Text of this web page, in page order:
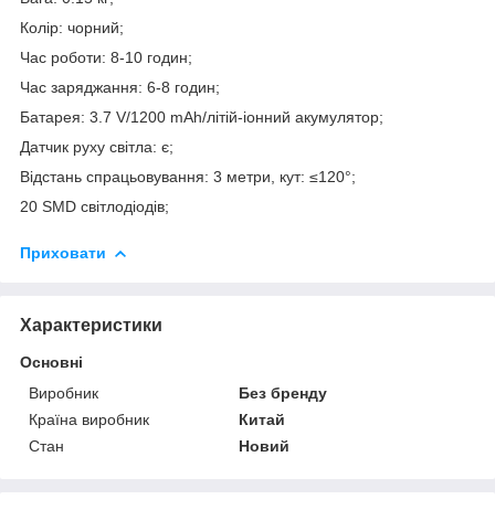
Колір: чорний;
Час роботи: 8-10 годин;
Час заряджання: 6-8 годин;
Батарея: 3.7 V/1200 mAh/літій-іонний акумулятор;
Датчик руху світла: є;
Відстань спрацьовування: 3 метри, кут: ≤120°;
20 SMD світлодіодів;
Приховати
Характеристики
Основні
Виробник
Без бренду
Країна виробник
Китай
Стан
Новий